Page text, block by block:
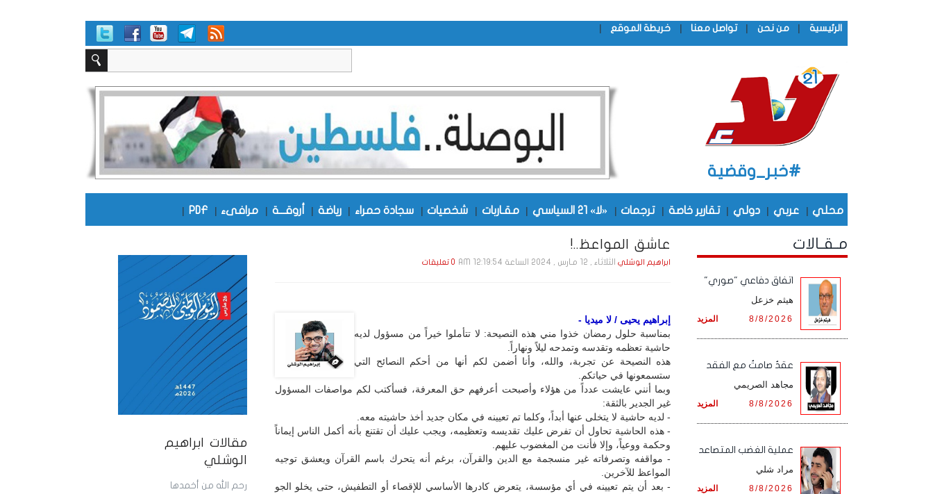
الرئيسية | من نحن | تواصل معنا | خريطة الموقع |
#خبر_وقضية
محلي | عربي | دولي | تقارير خاصة | ترجمات | «لا» 21 السياسي | مقـاربات | شخصيات | سجادة حمراء | رياضة | أروقـــة | مرافىء |
PDF
|
مقالات ابراهيم
الوشلي
رحم الله من أخمدها
عاشق المواعظ..!
ابراهيم الوشليالثلاثاء , 12 مـارس , 2024 الساعة 12:19:54 AM 0 تعليقات
إبراهيم يحيى / لا ميديا -
بمناسبة حلول رمضان خذوا مني هذه النصيحة: لا تتأملوا خيراً من مسؤول لديه
حاشية تعظمه وتقدسه وتمدحه ليلاً ونهاراً.
هذه النصيحة عن تجربة، والله، وأنا أضمن لكم أنها من أحكم النصائح التي
ستسمعونها في حياتكم.
وبما أنني عايشت عدداً من هؤلاء وأصبحت أعرفهم حق المعرفة، فسأكتب لكم مواصفات المسؤول
غير الجدير بالثقة:
- لديه حاشية لا يتخلى عنها أبداً، وكلما تم تعيينه في مكان جديد أخذ حاشيته معه.
- هذه الحاشية تحاول أن تفرض عليك تقديسه وتعظيمه، ويجب عليك أن تقتنع بأنه أكمل الناس إيماناً
وحكمة ووعياً، وإلا فأنت من المغضوب عليهم.
- مواقفه وتصرفاته غير منسجمة مع الدين والقرآن، برغم أنه يتحرك باسم القرآن ويعشق توجيه
المواعظ للآخرين.
- بعد أن يتم تعيينه في أي مؤسسة، يتعرض كادرها الأساسي للإقصاء أو التطفيش، حتى يخلو الجو
مـقـالات
اتفاق دفاعي "صوري"
هيثم خزعل
المزيد 8/8/2026
عقدٌ صامتٌ مع الفقد
مجاهد الصريمي
المزيد 8/8/2026
‏عملية الغضب المتصاعد
مراد شلي
المزيد 8/8/2026